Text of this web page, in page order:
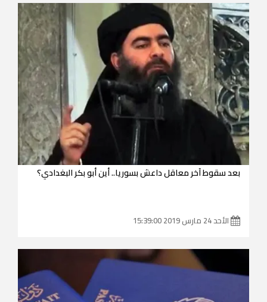
بعد سقوط آخر معاقل داعش بسوريا.. أين أبو بكر البغدادي؟
الأحد 24 مارس 2019 15:39:00